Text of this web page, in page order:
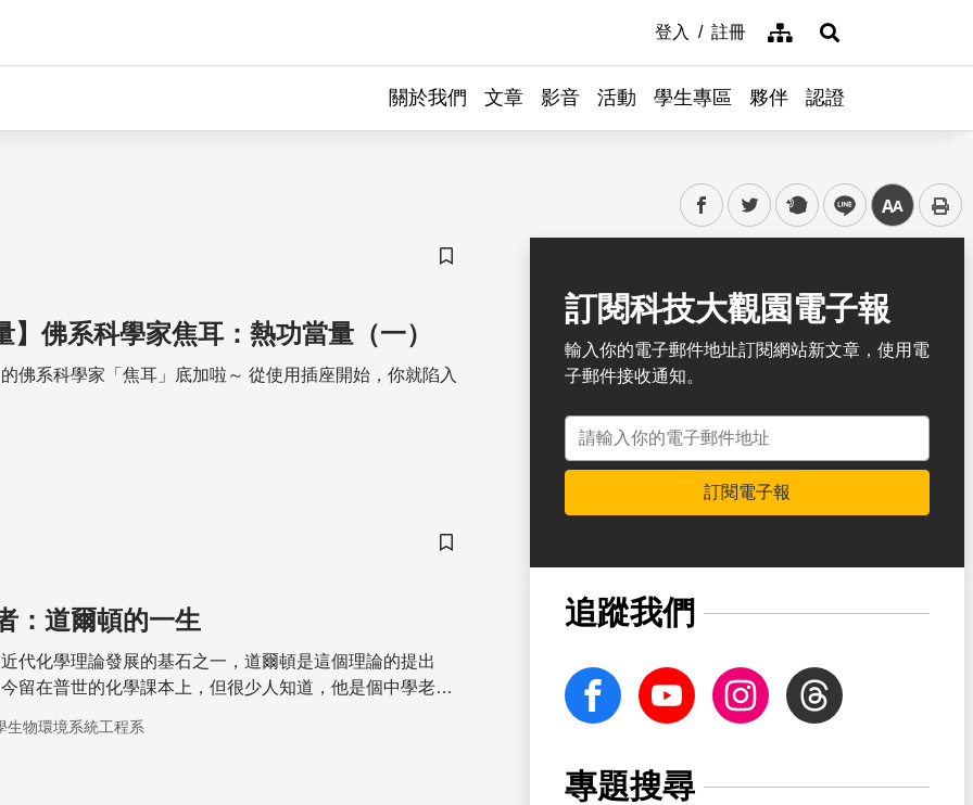
登入 註冊 網站導覽展開搜尋
關於我們 文章 影音 活動 學生專區 夥伴 認證
facebooktwitter plurk line 中
儲存書籤
】佛系科學家焦耳：熱功當量（一）
佛系科學家「焦耳」底加啦～ 從使用插座開始，你就陷入
儲存書籤
：道爾頓的一生
代化學理論發展的基石之一，道爾頓是這個理論的提出
留在普世的化學課本上，但很少人知道，他是個中學老
生物環境系統工程系
訂閱科技大觀園電子報
輸入你的電子郵件地址訂閱網站新文章，使用電
子郵件接收通知。
電子郵件地址
訂閱電子報
追蹤我們
facebook Youtube InstagramThreads
專題搜尋